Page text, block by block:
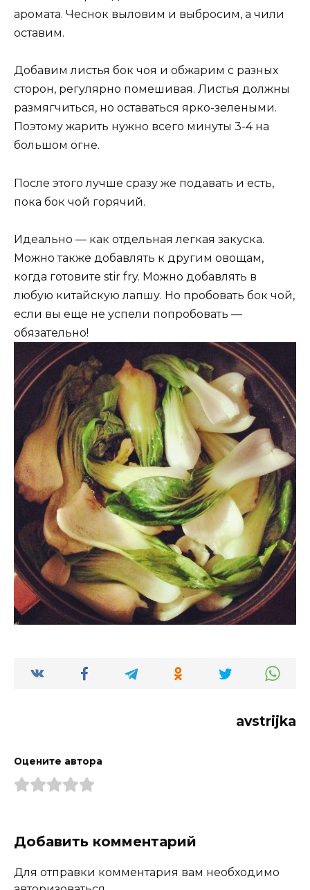
аромата. Чеснок выловим и выбросим, а чили
оставим.
Добавим листья бок чоя и обжарим с разных
сторон, регулярно помешивая. Листья должны
размягчиться, но оставаться ярко-зелеными.
Поэтому жарить нужно всего минуты 3-4 на
большом огне.
После этого лучше сразу же подавать и есть,
пока бок чой горячий.
Идеально — как отдельная легкая закуска.
Можно также добавлять к другим овощам,
когда готовите stir fry. Можно добавлять в
любую китайскую лапшу. Но пробовать бок чой,
если вы еще не успели попробовать —
обязательно!
avstrijka
Оцените автора
Добавить комментарий
Для отправки комментария вам необходимо